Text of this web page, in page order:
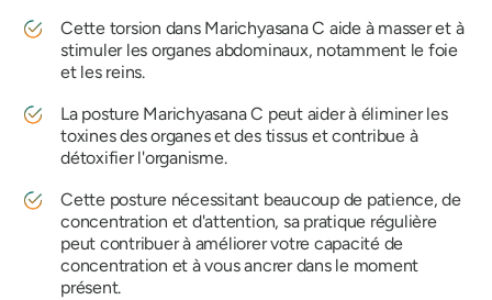
Cette torsion dans MarichyasanaC aide à masser et à
stimuler les organes abdominaux, notamment le foie
et les reins.
La posture MarichyasanaC peut aider à éliminer les
toxines des organes et des tissus et contribue à
détoxifier l'organisme.
Cette posture nécessitant beaucoup de patience, de
concentration et d'attention, sa pratique régulière
peut contribuer à améliorer votre capacité de
concentration et à vous ancrer dans le moment
présent.